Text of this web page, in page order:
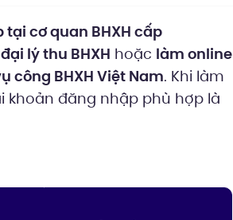
tại cơ quan BHXH cấp
lý thu BHXH hoặc làm online
công BHXH Việt Nam. Khi làm
khoản đăng nhập phù hợp là